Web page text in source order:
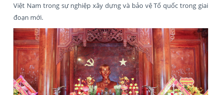
Việt Nam trong sự nghiệp xây dựng và bảo vệ Tổ quốc trong giai
đoạn mới.